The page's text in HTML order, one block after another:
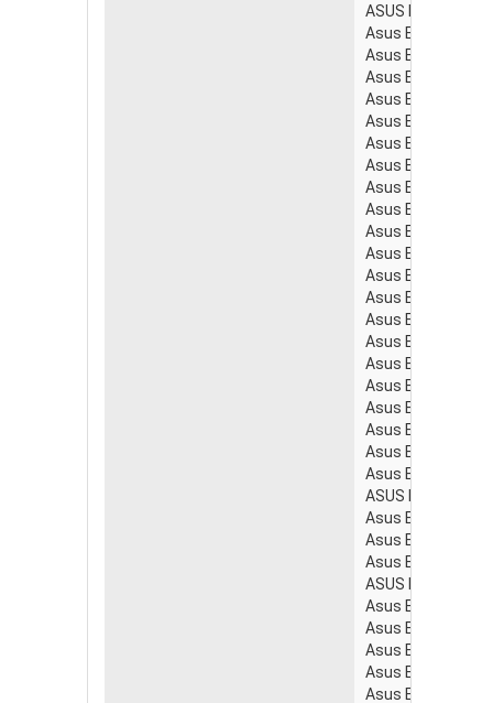
ASUS Eee PC
Asus Eee PC
Asus Eee PC
Asus Eee PC
Asus Eee PC
Asus Eee PC
Asus Eee PC
Asus Eee PC
Asus Eee PC
Asus Eee PC
Asus Eee PC
Asus Eee PC
Asus Eee PC
Asus Eee PC
Asus Eee PC
Asus Eee PC
Asus Eee PC
Asus Eee PC
Asus Eee PC
Asus Eee PC
Asus Eee PC
Asus Eee PC
ASUS Eee PC
Asus Eee PC
Asus Eee PC
Asus Eee PC
ASUS Eee PC
Asus Eee PC
Asus Eee PC
Asus Eee PC
Asus Eee PC
Asus Eee PC